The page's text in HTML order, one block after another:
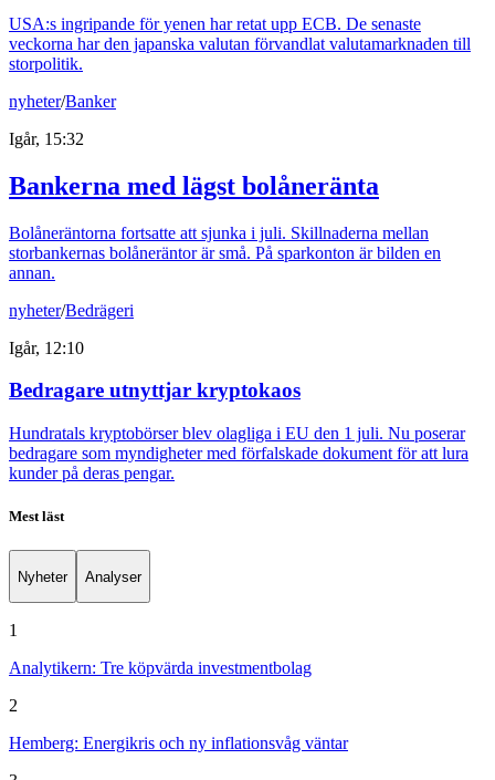
USA:s ingripande för yenen har retat upp ECB. De senaste
veckorna har den japanska valutan förvandlat valutamarknaden till
storpolitik.
nyheter/Banker
Igår, 15:32
Bankerna med lägst bolåneränta
Bolåneräntorna fortsatte att sjunka i juli. Skillnaderna mellan
storbankernas bolåneräntor är små. På sparkonton är bilden en
annan.
nyheter/Bedrägeri
Igår, 12:10
Bedragare utnyttjar kryptokaos
Hundratals kryptobörser blev olagliga i EU den 1 juli. Nu poserar
bedragare som myndigheter med förfalskade dokument för att lura
kunder på deras pengar.
Mest läst
Nyheter Analyser
1
Analytikern: Tre köpvärda investmentbolag
2
Hemberg: Energikris och ny inflationsvåg väntar